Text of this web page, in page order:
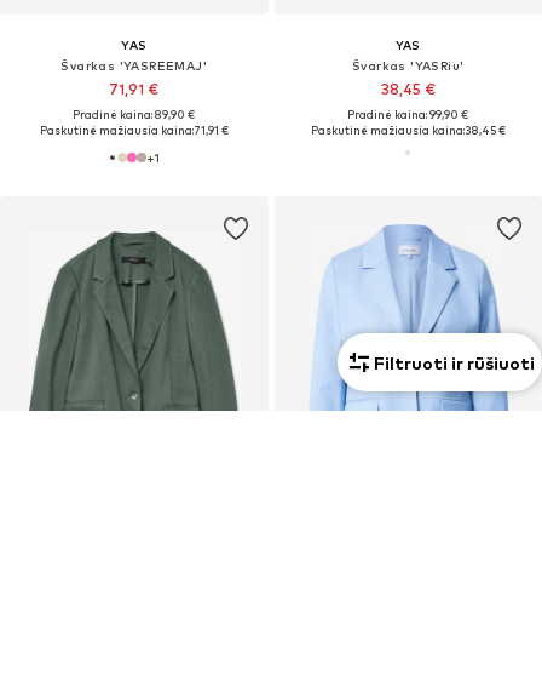
YAS
Švarkas 'YASREEMAJ'
71,91 €
Pradinė kaina: 89,90 €
Paskutinė mažiausia kaina:71,91 €
+1
YAS
Švarkas 'YASRiu'
38,45 €
Pradinė kaina: 99,90 €
Paskutinė mažiausia kaina:38,45 €
Filtruoti ir rūšiuoti